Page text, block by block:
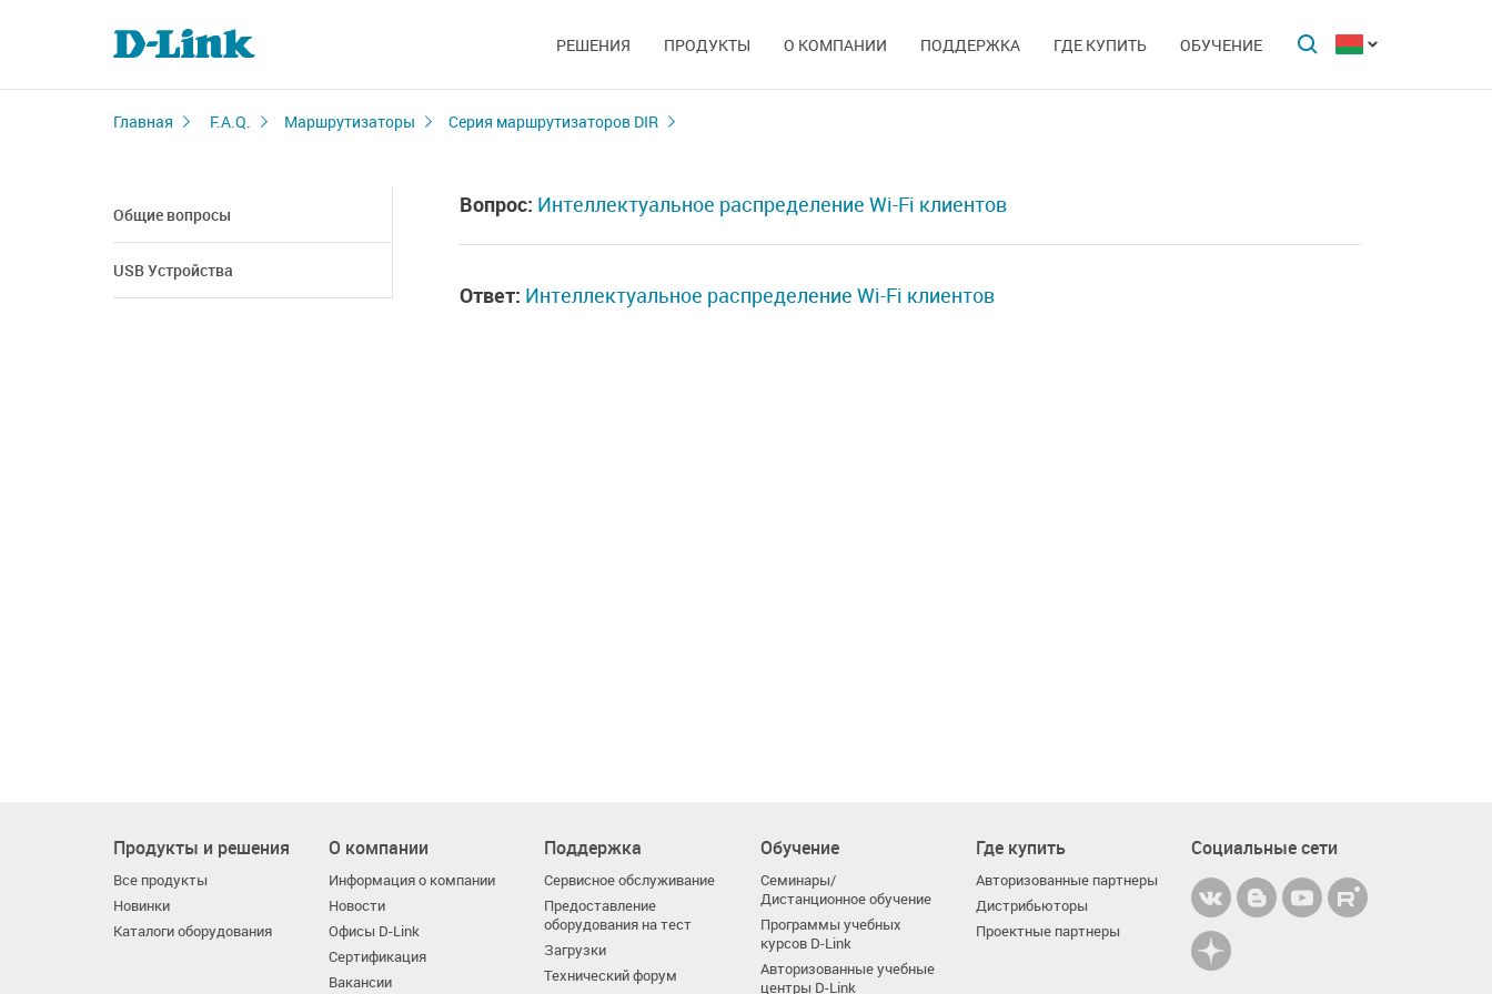
РЕШЕНИЯ ПРОДУКТЫ О КОМПАНИИ ПОДДЕРЖКА ГДЕ КУПИТЬ ОБУЧЕНИЕ
Главная F.A.Q. Маршрутизаторы Серия маршрутизаторов DIR
Общие вопросы
USB Устройства
Вопрос: Интеллектуальное распределение Wi-Fi клиентов
Ответ: Интеллектуальное распределение Wi-Fi клиентов
Продукты и решения
Все продукты
Новинки
Каталоги оборудования
О компании
Информация о компании
Новости
Офисы D-Link
Сертификация
Вакансии
Поддержка
Сервисное обслуживание
Предоставление
оборудования на тест
Загрузки
Технический форум
Обучение
Семинары/
Дистанционное обучение
Программы учебных
курсов D-Link
Авторизованные учебные
центры D-Link
Где купить
Авторизованные партнеры
Дистрибьюторы
Проектные партнеры
Социальные сети